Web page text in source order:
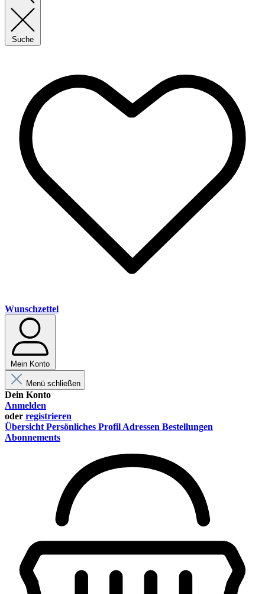
Suche
Wunschzettel
Mein Konto
Menü schließen
Dein Konto
Anmelden
oder registrieren
Übersicht Persönliches Profil Adressen Bestellungen
Abonnements